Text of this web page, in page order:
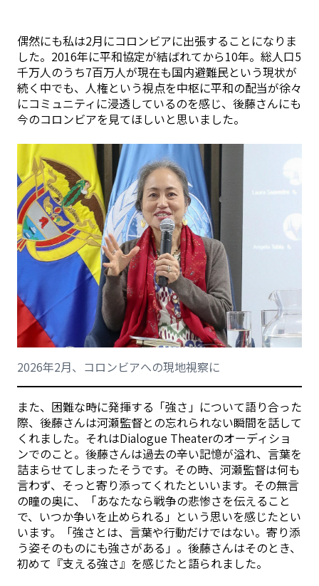
偶然にも私は2月にコロンビアに出張することになりま
した。2016年に平和協定が結ばれてから10年。総人口5
千万人のうち7百万人が現在も国内避難民という現状が
続く中でも、人権という視点を中枢に平和の配当が徐々
にコミュニティに浸透しているのを感じ、後藤さんにも
今のコロンビアを見てほしいと思いました。
2026年2月、コロンビアへの現地視察に
また、困難な時に発揮する「強さ」について語り合った
際、後藤さんは河瀬監督との忘れられない瞬間を話して
くれました。それはDialogue Theaterのオーディショ
ンでのこと。後藤さんは過去の辛い記憶が溢れ、言葉を
詰まらせてしまったそうです。その時、河瀬監督は何も
言わず、そっと寄り添ってくれたといいます。その無言
の瞳の奥に、「あなたなら戦争の悲惨さを伝えること
で、いつか争いを止められる」という思いを感じたとい
います。「強さとは、言葉や行動だけではない。寄り添
う姿そのものにも強さがある」。後藤さんはそのとき、
初めて『支える強さ』を感じたと語られました。